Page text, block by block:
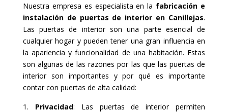
Nuestra empresa es especialista en la fabricación e
instalación de puertas de interior en Canillejas.
Las puertas de interior son una parte esencial de
cualquier hogar y pueden tener una gran influencia en
la apariencia y funcionalidad de una habitación. Estas
son algunas de las razones por las que las puertas de
interior son importantes y por qué es importante
contar con puertas de alta calidad:
Privacidad: Las puertas de interior permiten